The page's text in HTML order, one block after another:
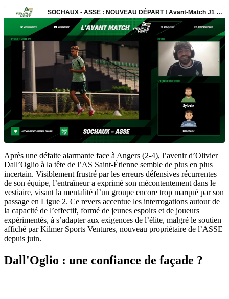
Après une défaite alarmante face à Angers (2-4), l’avenir d’Olivier
Dall’Oglio à la tête de l’AS Saint-Étienne semble de plus en plus
incertain. Visiblement frustré par les erreurs défensives récurrentes
de son équipe, l’entraîneur a exprimé son mécontentement dans le
vestiaire, visant la mentalité d’un groupe encore trop marqué par son
passage en Ligue 2. Ce revers accentue les interrogations autour de
la capacité de l’effectif, formé de jeunes espoirs et de joueurs
expérimentés, à s’adapter aux exigences de l’élite, malgré le soutien
affiché par Kilmer Sports Ventures, nouveau propriétaire de l’ASSE
depuis juin.
Dall'Oglio : une confiance de façade ?